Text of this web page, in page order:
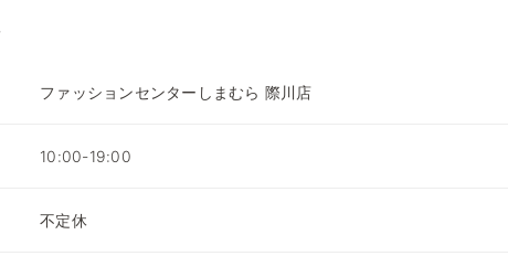
ファッションセンターしまむら 際川店
10:00-19:00
不定休